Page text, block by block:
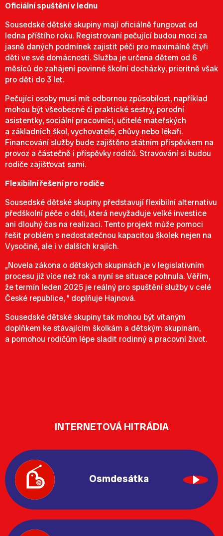
Oficiální spuštění v lednu
Sousedské dětské skupiny mají oficiálně fungovat od
ledna příštího roku. Registrovaní pečující budou moci za
jasně daných podmínek zajistit péči pro maximálně čtyři
děti ve své domácnosti. Služba je určena dětem od 6
měsíců do zahájení povinné školní docházky, prioritně však
pro děti do 3 let.
Pečující osoby musí mít odbornou způsobilost, například
mohou být všeobecné či praktické sestry, porodní
asistentky, sociální pracovníci, učitelé mateřských
a základních škol, vychovatelé, chůvy nebo lékaři.
Financování služby bude zajištěno státním příspěvkem na
provoz a částečně i příspěvky rodičů. Stravování si budou
rodiče zajišťovat sami.
Flexibilní řešení pro rodiče
Sousedské dětské skupiny představují flexibilní alternativu
předškolní péče o děti, která nevyžaduje velké investice
ani dlouhý čas na realizaci. Tento projekt může pomoci
řešit problém s nedostatečnou kapacitou školek nejen na
Vysočině, ale i v dalších krajích.
„Novela zákona o dětských skupinách je v legislativním
procesu již více než rok a nyní se situace pohnula. Věřím,
že termín leden 2025 je reálný pro spuštění služby v celé
České republice, “ doplňuje Hajnová.
Sousedské dětské skupiny tak mohou být vítaným
doplňkem ke stávajícím školkám a dětským skupinám,
a pomohou rodičům lépe sladit rodinný a pracovní život.
INTERNETOVÁ HITRÁDIA
Osmdesátka